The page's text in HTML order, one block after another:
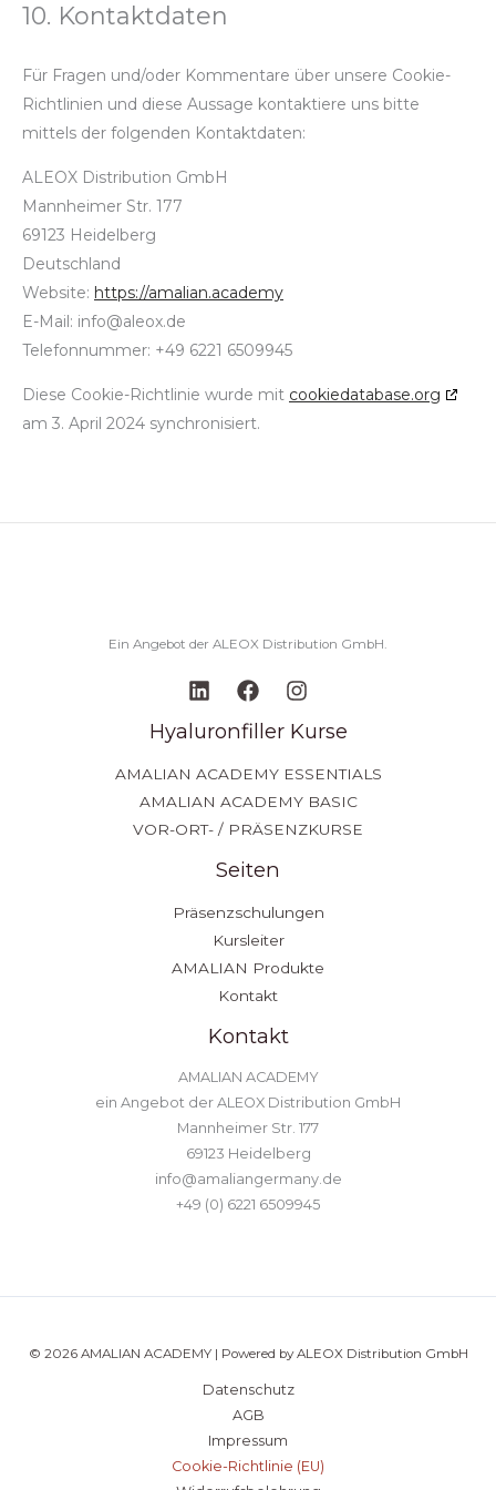
10. Kontaktdaten
Für Fragen und/oder Kommentare über unsere Cookie-
Richtlinien und diese Aussage kontaktiere uns bitte
mittels der folgenden Kontaktdaten:
ALEOX Distribution GmbH
Mannheimer Str. 177
69123 Heidelberg
Deutschland
Website: https://amalian.academy
E-Mail: info@aleox.de
Telefonnummer: +49 6221 6509945
Diese Cookie-Richtlinie wurde mit cookiedatabase.org
am 3. April 2024 synchronisiert.
Ein Angebot der ALEOX Distribution GmbH.
Hyaluronfiller Kurse
AMALIAN ACADEMY ESSENTIALS
AMALIAN ACADEMY BASIC
VOR-ORT- / PRÄSENZKURSE
Seiten
Präsenzschulungen
Kursleiter
AMALIAN Produkte
Kontakt
Kontakt
AMALIAN ACADEMY
ein Angebot der ALEOX Distribution GmbH
Mannheimer Str. 177
69123 Heidelberg
info@amaliangermany.de
+49 (0) 6221 6509945
© 2026 AMALIAN ACADEMY | Powered by ALEOX Distribution GmbH
Datenschutz
AGB
Impressum
Cookie-Richtlinie (EU)